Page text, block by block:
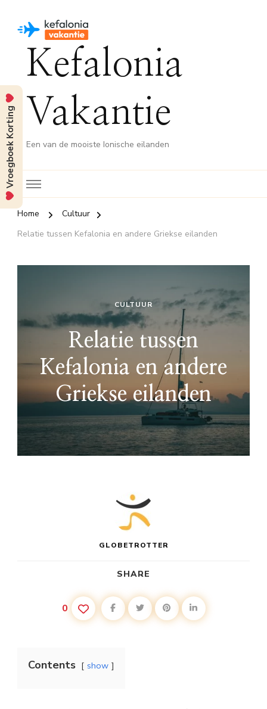
Kefalonia
Vakantie
Een van de mooiste Ionische eilanden
Home
Cultuur
Relatie tussen Kefalonia en andere Griekse eilanden
CULTUUR
Relatie tussen
Kefalonia en andere
Griekse eilanden
GLOBETROTTER
SHARE
0
Contents show
Vroegboek Korting